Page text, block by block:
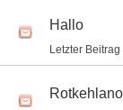
Hallo
Letzter Beitrag